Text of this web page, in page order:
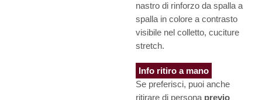
nastro di rinforzo da spalla a
spalla in colore a contrasto
visibile nel colletto, cuciture
stretch.
Info ritiro a mano
Se preferisci, puoi anche
ritirare di persona previo